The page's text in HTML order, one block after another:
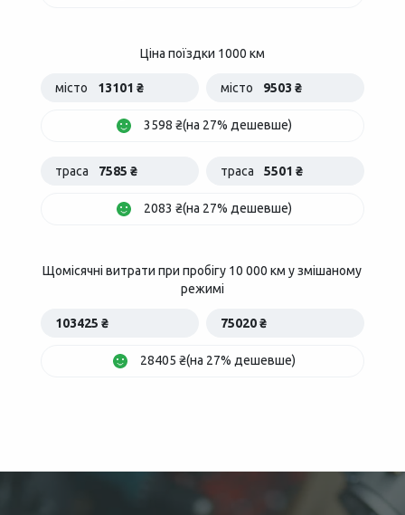
Ціна поїздки 1000 км
місто 13101 ₴ місто 9503 ₴
3598 ₴(на 27% дешевше)
траса 7585 ₴ траса 5501 ₴
2083 ₴(на 27% дешевше)
Щомісячні витрати при пробігу 10 000 км у змішаному
режимі
103425 ₴ 75020 ₴
28405 ₴(на 27% дешевше)